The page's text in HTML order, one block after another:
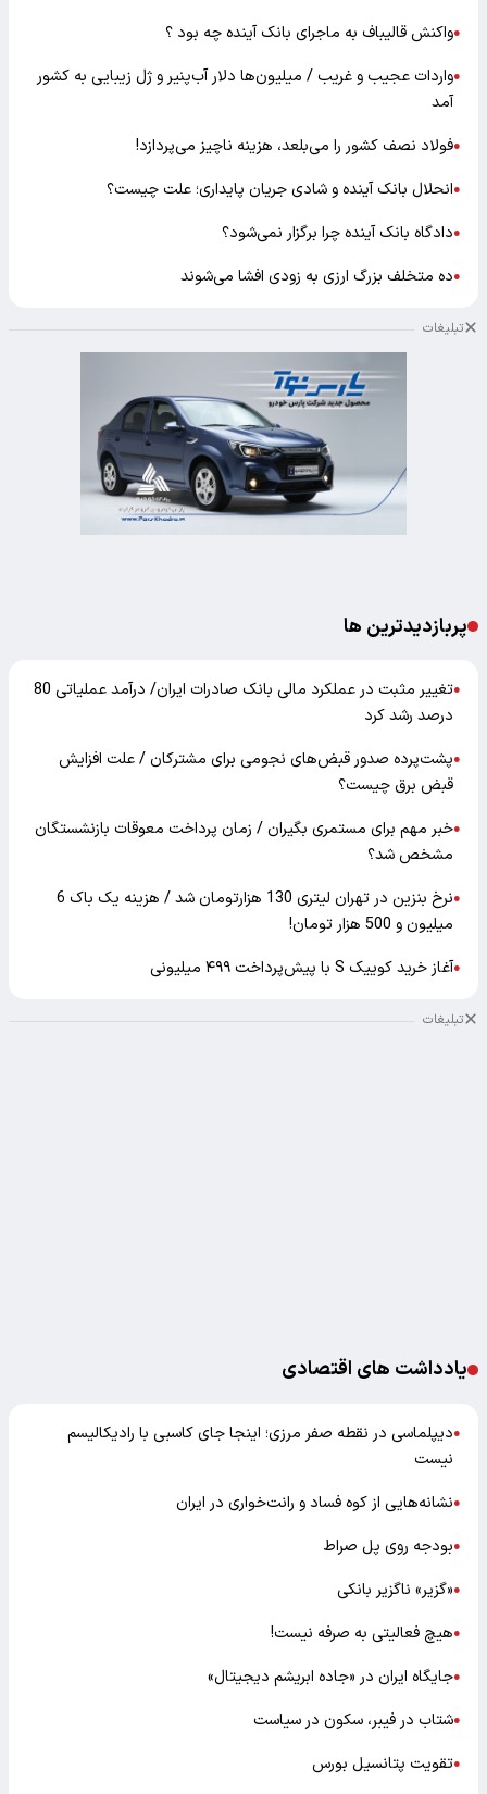
●واکنش قالیباف به ماجرای بانک آینده چه بود ؟
●واردات عجیب و غریب / میلیون‌ها دلار آب‌پنیر و ژل زیبایی به کشور
آمد
●فولاد نصف کشور را می‌بلعد، هزینه ناچیز می‌پردازد!
●انحلال بانک آینده و شادی جریان پایداری؛ علت چیست؟
●دادگاه بانک آینده چرا برگزار نمی‌شود؟
●ده متخلف بزرگ ارزی به زودی افشا می‌شوند
تبلیغات
پربازدیدترین ها
●
تغییر مثبت در عملکرد مالی بانک صادرات ایران/ درآمد عملیاتی 80
درصد رشد کرد
●پشت‌پرده صدور قبض‌های نجومی برای مشترکان / علت افزایش
قبض برق چیست؟
●خبر مهم برای مستمری بگیران / زمان پرداخت معوقات بازنشستگان
مشخص شد؟
●
نرخ بنزین در تهران لیتری 130 هزارتومان شد / هزینه یک باک 6
میلیون و 500 هزار تومان!
●آغاز خرید کوییک S با پیش‌پرداخت ۴۹۹ میلیونی
تبلیغات
یادداشت های اقتصادی
●دیپلماسی در نقطه صفر مرزی؛ اینجا جای کاسبی با رادیکالیسم
نیست
●نشانه‌هایی از کوه فساد و رانت‌خواری در ایران
●بودجه روی پل صراط
●«گزیر» ناگزیر بانکی
●هیچ فعالیتی به صرفه نیست!
●جایگاه ایران در «جاده ابریشم دیجیتال»
●شتاب در فیبر، سکون در سیاست
●تقویت پتانسیل بورس